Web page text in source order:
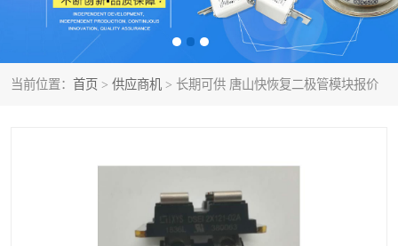
当前位置： 首页 > 供应商机 > 长期可供 唐山快恢复二极管模块报价
英飞凌可控硅模块 IXYS艾赛斯可控硅
SEMIKRON西门康IGBT SEMIKRON西门康可控硅